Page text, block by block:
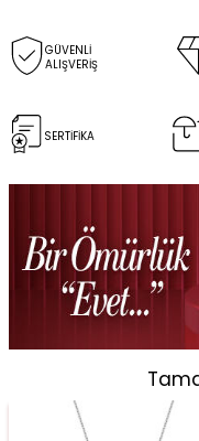
GÜVENLİ
ALIŞVERİŞ
SERTİFİKA